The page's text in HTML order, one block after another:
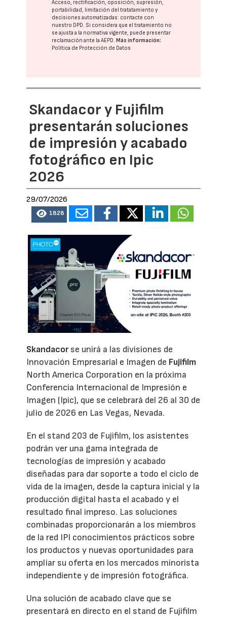
Acceso, rectificación, oposición, supresión,
portabilidad, limitación del tratatamiento y
decisiones automatizadas: contacte con
nuestro DPD. Si considera que el tratamiento no
se ajusta a la normativa vigente, puede presentar
reclamación ante laAEPD. Más información:
Política de Protección de Datos
Skandacor y Fujifilm
presentarán soluciones
de impresión y acabado
fotográfico en Ipic
2026
29/07/2026
1828
Skandacorse unirá a las divisiones de
Innovación Empresarial e Imagen de Fujifilm
North America Corporation en la próxima
Conferencia Internacional de Impresión e
Imagen (Ipic), que se celebrará del 26 al 30 de
julio de 2026 en Las Vegas, Nevada.
En el stand 203 de Fujifilm, los asistentes
podrán ver una gama integrada de
tecnologías de impresión y acabado
diseñadas para dar soporte a todo el ciclo de
vida de la imagen, desde la captura inicial y la
producción digital hasta el acabado y el
resultado final impreso. Las soluciones
combinadas proporcionarán a los miembros
de la red IPI conocimientos prácticos sobre
los productos y nuevas oportunidades para
ampliar su oferta en los mercados minorista
independiente y de impresión fotográfica.
Una solución de acabado clave que se
presentará en directo en el stand de Fujifilm